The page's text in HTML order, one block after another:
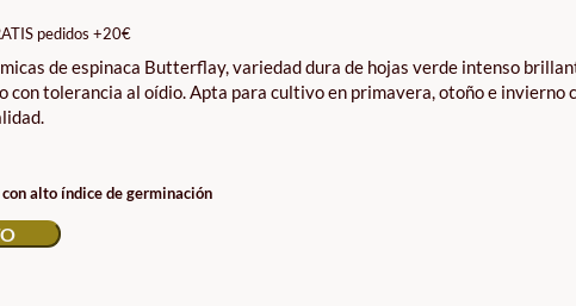
pedidos +20€
de espinaca Butterflay, variedad dura de hojas verde intenso
con tolerancia al oídio. Apta para cultivo en primavera, otoño e invierno
alto índice de germinación